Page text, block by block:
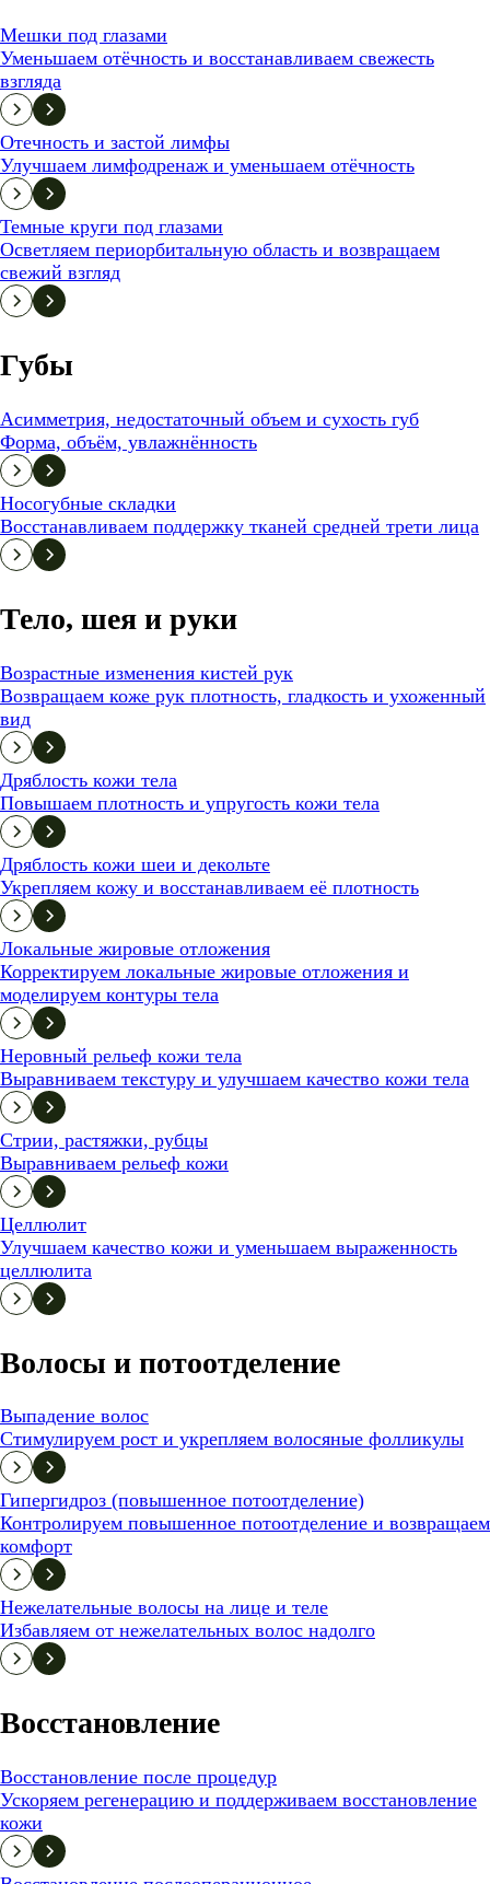
Мешки под глазами
Уменьшаем отёчность и восстанавливаем свежесть
взгляда
Отечность и застой лимфы
Улучшаем лимфодренаж и уменьшаем отёчность
Темные круги под глазами
Осветляем периорбитальную область и возвращаем
свежий взгляд
Губы
Асимметрия, недостаточный объем и сухость губ
Форма, объём, увлажнённость
Носогубные складки
Восстанавливаем поддержку тканей средней трети лица
Тело, шея и руки
Возрастные изменения кистей рук
Возвращаем коже рук плотность, гладкость и ухоженный
вид
Дряблость кожи тела
Повышаем плотность и упругость кожи тела
Дряблость кожи шеи и декольте
Укрепляем кожу и восстанавливаем её плотность
Локальные жировые отложения
Корректируем локальные жировые отложения и
моделируем контуры тела
Неровный рельеф кожи тела
Выравниваем текстуру и улучшаем качество кожи тела
Стрии, растяжки, рубцы
Выравниваем рельеф кожи
Целлюлит
Улучшаем качество кожи и уменьшаем выраженность
целлюлита
Волосы и потоотделение
Выпадение волос
Стимулируем рост и укрепляем волосяные фолликулы
Гипергидроз (повышенное потоотделение)
Контролируем повышенное потоотделение и возвращаем
комфорт
Нежелательные волосы на лице и теле
Избавляем от нежелательных волос надолго
Восстановление
Восстановление после процедур
Ускоряем регенерацию и поддерживаем восстановление
кожи